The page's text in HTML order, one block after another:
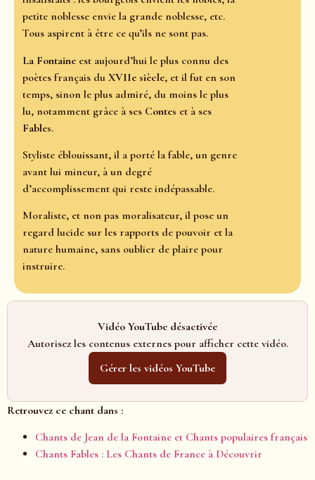
petite noblesse envie la grande noblesse, etc.
Tous aspirent à être ce qu’ils ne sont pas.
La Fontaine est aujourd’hui le plus connu des
poètes français du XVIIe siècle, et il fut en son
temps, sinon le plus admiré, du moins le plus
lu, notamment grâce à ses Contes et à ses
Fables.
Styliste éblouissant, il a porté la fable, un genre
avant lui mineur, à un degré
d’accomplissement qui reste indépassable.
Moraliste, et non pas moralisateur, il pose un
regard lucide sur les rapports de pouvoir et la
nature humaine, sans oublier de plaire pour
instruire.
Vidéo YouTube désactivée
Autorisez les contenus externes pour afficher cette vidéo.
Gérer les vidéos YouTube
Retrouvez ce chant dans :
Chants de Jean de la Fontaine et Chants populaires français
Chants Fables : Les Chants de France à Découvrir